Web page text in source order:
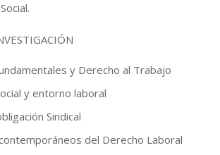
y Derecho al Trabajo
y entorno laboral
Sindical
del Derecho Laboral